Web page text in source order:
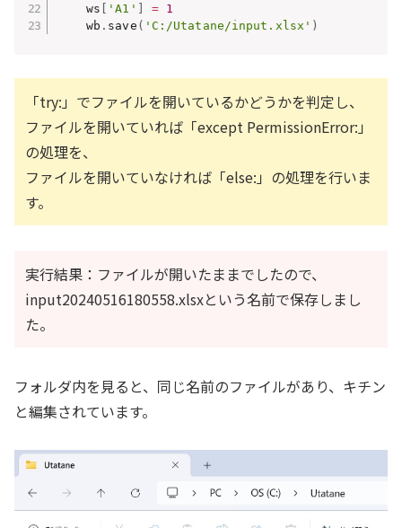
    ws
'A1' =
1
    wb
. save ( 'C:/Utatane/input.xlsx' )
「try:」でファイルを開いているかどうかを判定し、
ファイルを開いていれば「except PermissionError:」
の処理を、
ファイルを開いていなければ「else:」の処理を行いま
す。
実行結果：ファイルが開いたままでしたので、
input20240516180558.xlsxという名前で保存しまし
た。
フォルダ内を見ると、同じ名前のファイルがあり、キチン
と編集されています。